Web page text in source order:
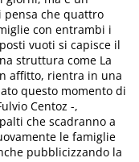
pensa che quattro
con entrambi i
vuoti si capisce il
struttura come La
affitto, rientra in una
questo momento di
Centoz -,
che scadranno a
le famiglie
pubblicizzando la